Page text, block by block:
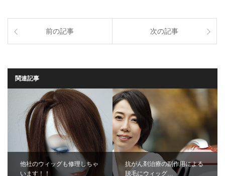
前の記事 次の記事
関連記事
他社のウィッグも修理しちゃ
います！！
抗がん剤治療の副作用による
脱毛にウィッグ…